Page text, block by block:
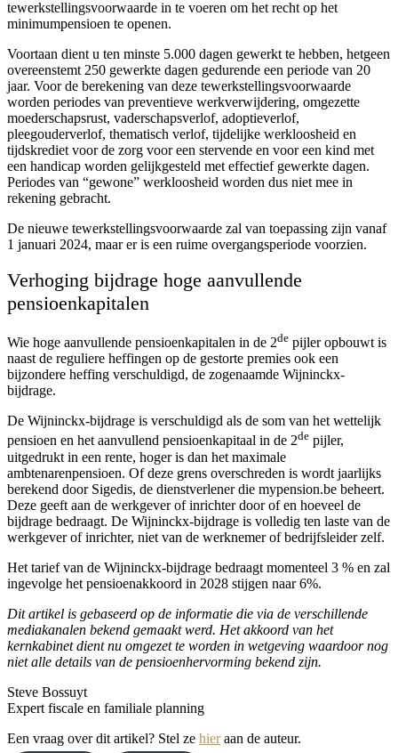
tewerkstellingsvoorwaarde in te voeren om het recht op het
minimumpensioen te openen.
Voortaan dient u ten minste 5.000 dagen gewerkt te hebben, hetgeen
overeenstemt 250 gewerkte dagen gedurende een periode van 20
jaar. Voor de berekening van deze tewerkstellingsvoorwaarde
worden periodes van preventieve werkverwijdering, omgezette
moederschapsrust, vaderschapsverlof, adoptieverlof,
pleegouderverlof, thematisch verlof, tijdelijke werkloosheid en
tijdskrediet voor de zorg voor een stervende en voor een kind met
een handicap worden gelijkgesteld met effectief gewerkte dagen.
Periodes van “gewone” werkloosheid worden dus niet mee in
rekening gebracht.
De nieuwe tewerkstellingsvoorwaarde zal van toepassing zijn vanaf
1 januari 2024, maar er is een ruime overgangsperiode voorzien.
Verhoging bijdrage hoge aanvullende
pensioenkapitalen
Wie hoge aanvullende pensioenkapitalen in de 2de pijler opbouwt is
naast de reguliere heffingen op de gestorte premies ook een
bijzondere heffing verschuldigd, de zogenaamde Wijninckx-
bijdrage.
De Wijninckx-bijdrage is verschuldigd als de som van het wettelijk
pensioen en het aanvullend pensioenkapitaal in de 2de pijler,
uitgedrukt in een rente, hoger is dan het maximale
ambtenarenpensioen. Of deze grens overschreden is wordt jaarlijks
berekend door Sigedis, de dienstverlener die mypension.be beheert.
Deze geeft aan de werkgever of inrichter door of en hoeveel de
bijdrage bedraagt. De Wijninckx-bijdrage is volledig ten laste van de
werkgever of inrichter, niet van de werknemer of bedrijfsleider zelf.
Het tarief van de Wijninckx-bijdrage bedraagt momenteel 3 % en zal
ingevolge het pensioenakkoord in 2028 stijgen naar 6%.
Dit artikel is gebaseerd op de informatie die via de verschillende
mediakanalen bekend gemaakt werd. Het akkoord van het
kernkabinet dient nu omgezet te worden in wetgeving waardoor nog
niet alle details van de pensioenhervorming bekend zijn.
Steve Bossuyt
Expert fiscale en familiale planning
Een vraag over dit artikel? Stel ze hieraan de auteur.